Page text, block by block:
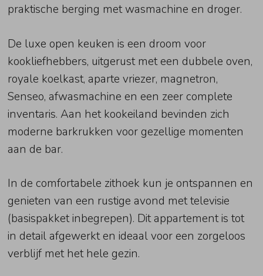
praktische berging met wasmachine en droger.
De luxe open keuken is een droom voor
kookliefhebbers, uitgerust met een dubbele oven,
royale koelkast, aparte vriezer, magnetron,
Senseo, afwasmachine en een zeer complete
inventaris. Aan het kookeiland bevinden zich
moderne barkrukken voor gezellige momenten
aan de bar.
In de comfortabele zithoek kun je ontspannen en
genieten van een rustige avond met televisie
(basispakket inbegrepen). Dit appartement is tot
in detail afgewerkt en ideaal voor een zorgeloos
verblijf met het hele gezin.